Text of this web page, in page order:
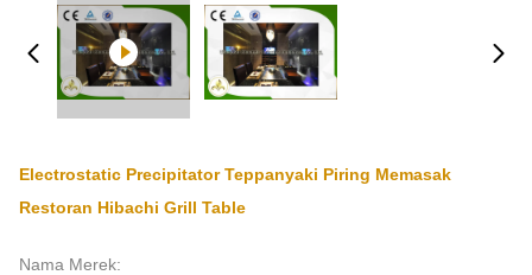
Electrostatic Precipitator Teppanyaki Piring Memasak
Restoran Hibachi Grill Table
Nama Merek: